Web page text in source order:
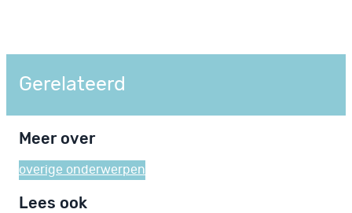
Gerelateerd
Meer over
overige onderwerpen
Lees ook